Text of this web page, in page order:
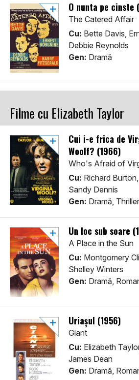
O nunta pe cinste
The Catered Affair
Cu: Bette Davis,
Debbie Reynolds
Gen: Dramă
Filme cu Elizabeth Taylor
Cui i-e frica de
Woolf? (1966)
Who's Afraid of
Cu: Richard
Sandy Dennis
Gen: Dramă, Thriller
Un loc sub soare
A Place in the Sun
Cu: Montgomery
Shelley Winters
Gen: Dramă,
Uriașul (1956)
Giant
Cu: Elizabeth
James Dean
Gen: Dramă,